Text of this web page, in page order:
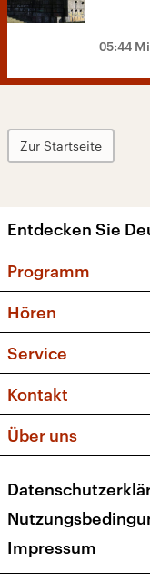
05:44
Zur Startseite
Entdecken Sie
Programm
Sendungen
Musikliste
Kakadu –
Hören
Frequenzen
Service
FAQ
Apps
Newsletter
Kontakt
Social Media
Über uns
Presse
Karriere
Transparenz
Impressum